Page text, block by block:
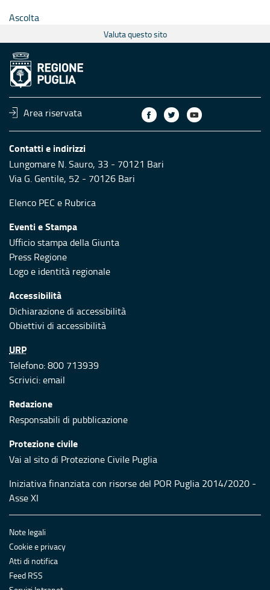
Ascolta
Valuta questo sito
Area riservata
Contatti e indirizzi
Lungomare N. Sauro, 33 - 70121 Bari
Via G. Gentile, 52 - 70126 Bari
Elenco PEC e Rubrica
Eventi e Stampa
Ufficio stampa della Giunta
Press Regione
Logo e identità regionale
Accessibilità
Dichiarazione di accessibilità
Obiettivi di accessibilità
URP
Telefono: 800 713939
Scrivici:email
Redazione
Responsabili di pubblicazione
Protezione civile
Vai al sito di Protezione Civile Puglia
Iniziativa finanziata con risorse del POR Puglia 2014/2020 -
Asse XI
Note legali
Cookie e privacy
Atti di notifica
Feed RSS